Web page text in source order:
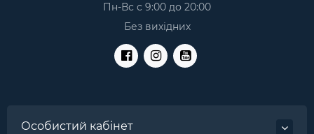
Пн-Вс с 9:00 до 20:00
Без вихідних
Особистий кабінет